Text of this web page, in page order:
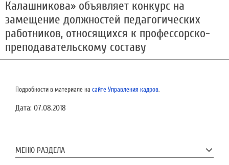
Калашникова» объявляет конкурс на
замещение должностей педагогических
работников, относящихся к профессорско-
преподавательскому составу
Подробности в материале на сайте Управления кадров.
Дата: 07.08.2018
МЕНЮ РАЗДЕЛА